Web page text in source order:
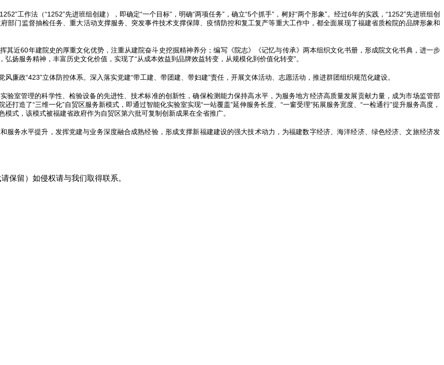
工作法（“1252”先进班组创建），即确定“一个目标”，明确“两项任务”，确立“5个抓手”，树好“两个形象”。经过6年的实践，“1252”先进班组创
部门监督抽检任务、重大活动支撑服务、突发事件技术支撑保障、疫情防控和复工复产等重大工作中，都全面展现了福建省质检院的品牌形象和
其近60年建院史的厚重文化优势，注重从建院奋斗史挖掘精神养分；编写《院志》《记忆与传承》两本组织文化书册，形成院文化书典，进一步
扬服务精神，丰富历史文化价值，实现了“从成本效益到品牌效益转变，从规模化到价值化转变”。
廉政“423”立体防控体系。深入落实党建“带工建、带团建、带妇建”责任，开展文体活动、志愿活动，推进群团组织规范化建设。
验室管理的科学性、检验设备的先进性、技术标准的创新性，确保检测能力保持高水平，为服务地方经济高质量发展贡献力量，成为市场监管部
打造了“三维一化”自贸区服务新模式，即通过智能化实验室实现“一站覆盖”延伸服务长度、“一窗受理”拓展服务宽度、“一检通行”提升服务高度，
式，该模式被福建省政府作为自贸区第六批可复制创新成果在全省推广。
服务水平提升，发挥党建与业务深度融合成熟经验，形成支撑新福建建设的强大技术动力，为福建数字经济、海洋经济、绿色经济、文旅经济发
保留）如侵权请与我们取得联系。